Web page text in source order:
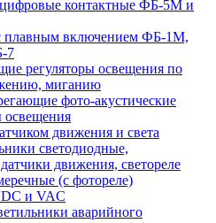
цифровые контактные ФБ-5М и
плавным включением ФБ-1М,
7
регуляторы освещения по
миганию
фото-акустические
освещения
движения и света
светодиодные,
движения, светореле
(с фотореле)
и VAC
аварийного